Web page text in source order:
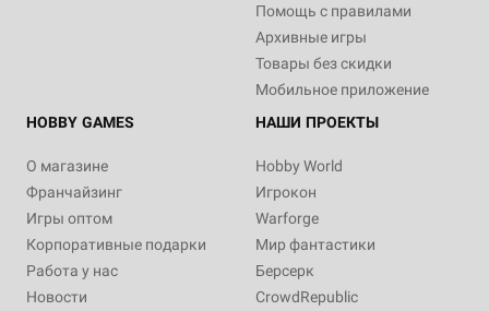
Помощь с правилами
Архивные игры
Товары без скидки
Мобильное приложение
HOBBY GAMES
О магазине
Франчайзинг
Игры оптом
Корпоративные подарки
Работа у нас
Новости
НАШИ ПРОЕКТЫ
Hobby World
Игрокон
Warforge
Мир фантастики
Берсерк
CrowdRepublic